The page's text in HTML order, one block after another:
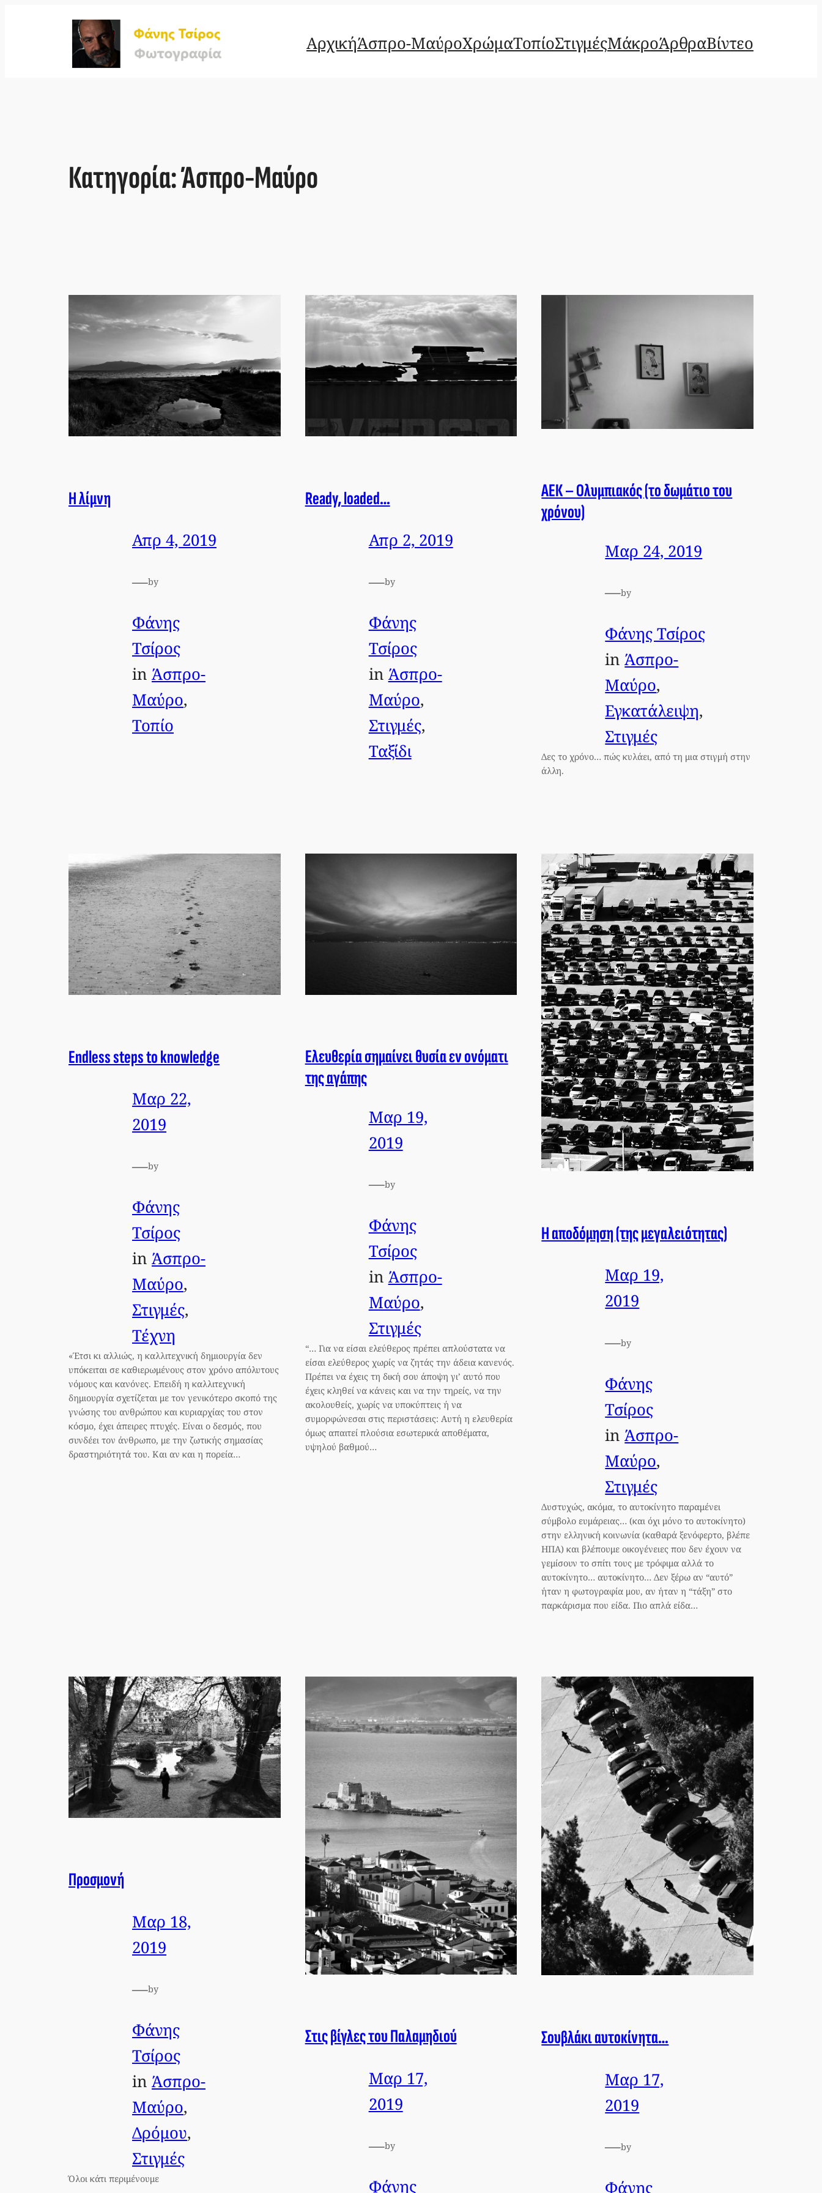
Μετάβαση
περιεχόμενο
ΑρχικήΆσπρο-ΜαύροΧρώμαΤοπίοΣτιγμέςΜάκροΆρθραΒίντεο
Κατηγορία:Άσπρο-Μαύρο
Η λίμνη
Απρ 4, 2019
—by
Φάνης
Τσίρος
in Άσπρο-
Μαύρο
Τοπίο
Ready, loaded…
Απρ 2, 2019
—by
Φάνης
Τσίρος
in Άσπρο-
Μαύρο
Στιγμές
Ταξίδι
ΑΕΚ – Ολυμπιακός (το δωμάτιο του
χρόνου)
Μαρ 24, 2019
—by
Φάνης Τσίρος
inΆσπρο-
Μαύρο
Εγκατάλειψη
Στιγμές
Δες το χρόνο… πώς κυλάει, από τη μια στιγμή στην
άλλη.
Endless steps to knowledge
Μαρ 22,
2019
—by
Φάνης
Τσίρος
in Άσπρο-
Μαύρο
Στιγμές
Τέχνη
«Έτσι κι αλλιώς, η καλλιτεχνική δημιουργία δεν
υπόκειται σε καθιερωμένους στον χρόνο απόλυτους
νόμους και κανόνες. Επειδή η καλλιτεχνική
δημιουργία σχετίζεται με τον γενικότερο σκοπό της
γνώσης του ανθρώπου και κυριαρχίας του στον
κόσμο, έχει άπειρες πτυχές. Είναι ο δεσμός, που
συνδέει τον άνθρωπο, με την ζωτικής σημασίας
δραστηριότητά του. Και αν και η πορεία…
Ελευθερία σημαίνει θυσία εν ονόματι
της αγάπης
Μαρ 19,
2019
—by
Φάνης
Τσίρος
in Άσπρο-
Μαύρο
Στιγμές
“… Για να είσαι ελεύθερος πρέπει απλούστατα να
είσαι ελεύθερος χωρίς να ζητάς την άδεια κανενός.
Πρέπει να έχεις τη δική σου άποψη γι’ αυτό που
έχεις κληθεί να κάνεις και να την τηρείς, να την
ακολουθείς, χωρίς να υποκύπτεις ή να
συμορφώνεσαι στις περιστάσεις: Αυτή η ελευθερία
όμως απαιτεί πλούσια εσωτερικά αποθέματα,
υψηλού βαθμού…
Η αποδόμηση (της μεγαλειότητας)
Μαρ 19,
2019
—by
Φάνης
Τσίρος
inΆσπρο-
Μαύρο
Στιγμές
Δυστυχώς, ακόμα, το αυτοκίνητο παραμένει
σύμβολο ευμάρειας… (και όχι μόνο το αυτοκίνητο)
στην ελληνική κοινωνία (καθαρά ξενόφερτο, βλέπε
ΗΠΑ) και βλέπουμε οικογένειες που δεν έχουν να
γεμίσουν το σπίτι τους με τρόφιμα αλλά το
αυτοκίνητο… αυτοκίνητο… Δεν ξέρω αν “αυτό”
ήταν η φωτογραφία μου, αν ήταν η “τάξη” στο
παρκάρισμα που είδα. Πιο απλά είδα…
Προσμονή
Μαρ 18,
2019
—by
Φάνης
Τσίρος
in Άσπρο-
Μαύρο
Δρόμου
Στιγμές
Όλοι κάτι περιμένουμε
Στις βίγλες του Παλαμηδιού
Μαρ 17,
2019
—by
Φάνης
Σουβλάκι αυτοκίνητα…
Μαρ 17,
2019
—by
Φάνης